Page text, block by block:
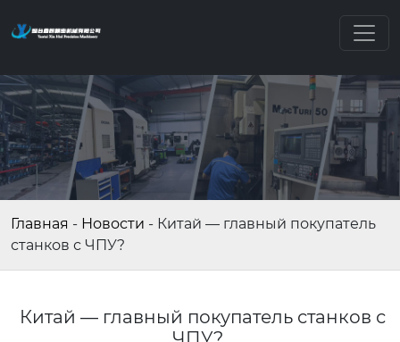
Главная - Новости - Китай — главный покупатель
станков с ЧПУ?
Китай — главный покупатель станков с